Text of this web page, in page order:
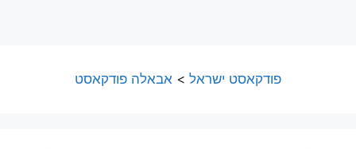
פודקאסט ישראל > אבאלה פודקאסט